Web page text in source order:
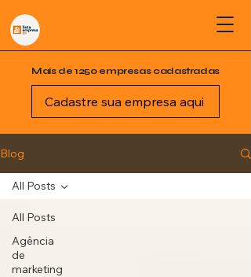
Mais de 1250 empresas cadastradas
Cadastre sua empresa aqui
Blog
All Posts
Agência
de
marketing
All Posts